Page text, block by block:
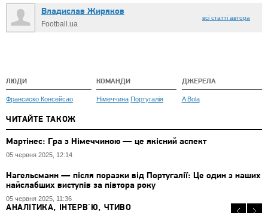
Владислав Жиряков
Football.ua
всі статті автора
ЛЮДИ
Франсиско Консейсао
КОМАНДИ
Німеччина Португалія
ДЖЕРЕЛА
A Bola
ЧИТАЙТЕ ТАКОЖ
Мартінес: Гра з Німеччиною — це якісний аспект
05 червня 2025, 12:14
Нагельсманн — після поразки від Португалії: Це один з наших
найслабших виступів за півтора року
05 червня 2025, 11:36
АНАЛІТИКА, ІНТЕРВ'Ю, ЧТИВО